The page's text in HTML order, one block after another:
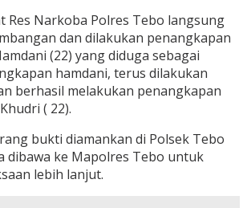
Res Narkoba Polres Tebo langsung
dan dilakukan penangkapan
(22) yang diduga sebagai
hamdani, terus dilakukan
berhasil melakukan penangkapan
( 22).
bukti diamankan di Polsek Tebo
dibawa ke Mapolres Tebo untuk
lebih lanjut.